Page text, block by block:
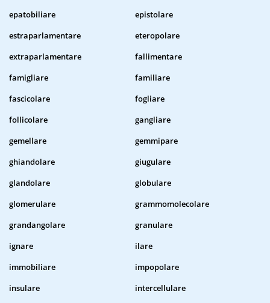
epatobiliare
epistolare
estraparlamentare
eteropolare
extraparlamentare
fallimentare
famigliare
familiare
fascicolare
fogliare
follicolare
gangliare
gemellare
gemmipare
ghiandolare
giugulare
glandolare
globulare
glomerulare
grammomolecolare
grandangolare
granulare
ignare
ilare
immobiliare
impopolare
insulare
intercellulare